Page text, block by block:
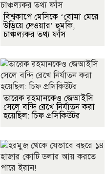
বিশ্বকাপে মেসিকে ‘বোমা মেরে
উড়িয়ে দেওয়ার’ হুমকি,
চাঞ্চল্যকর তথ্য ফাঁস
তারেক রহমানকেও জেআইসি
সেলে বন্দি রেখে নির্যাতন করা
হয়েছিল: চিফ প্রসিকিউটর